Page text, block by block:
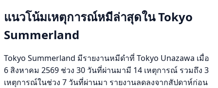
แนวโน้มเหตุการณ์หมีล่าสุดใน Tokyo
Summerland
Tokyo Summerland มีรายงานหมีดำที่ Tokyo Unazawa เมื่อ
6 สิงหาคม 2569 ช่วง 30 วันที่ผ่านมามี 14 เหตุการณ์ รวมถึง 3
เหตุการณ์ในช่วง 7 วันที่ผ่านมา รายงานลดลงจากสัปดาห์ก่อน